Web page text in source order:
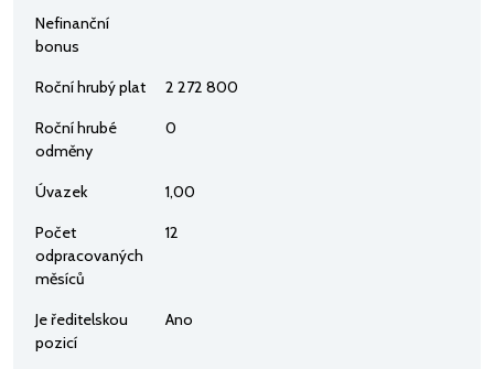
Nefinanční
bonus
Roční hrubý plat 2 272 800
Roční hrubé
odměny
0
Úvazek 1,00
Počet
odpracovaných
měsíců
12
Je ředitelskou
pozicí
Ano